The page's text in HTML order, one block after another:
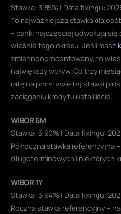
Stawka: 3,85% | Data fixingu:
To najważniejsza stawka dla
– banki najczęściej odwołują się
właśnie tego okresu. Jeśli masz
zmiennooprocentowany, to
największy wpływ. Co trzy
ratę na podstawie tej stawki
zaciąganiu kredytu ustaliliście.
WIBOR 6M
Stawka: 3,90% | Data fixingu:
Półroczna stawka referencyjna
długoterminowych i niektórych
WIBOR 1Y
Stawka: 3,94% | Data fixingu:
Roczna stawka referencyjny –